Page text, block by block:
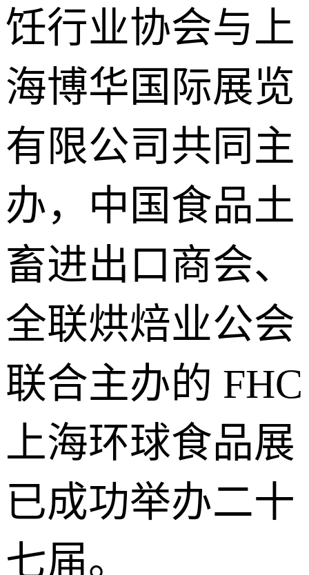
饪行业协会与上
海博华国际展览
有限公司共同主
办，中国食品土
畜进出口商会、
全联烘焙业公会
联合主办的 FHC
上海环球食品展
已成功举办二十
七届。